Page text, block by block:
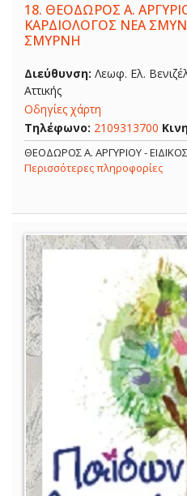
18. ΘΕΟΔΩΡΟΣ Α.
ΚΑΡΔΙΟΛΟΓΟΣ ΝΕΑ
ΣΜΥΡΝΗ
Διεύθυνση: Λεωφ. Ελ.
Αττικής
Οδηγίες χάρτη
Τηλέφωνο: 2109313700
ΘΕΟΔΩΡΟΣ Α. ΑΡΓΥΡΙΟΥ -
Περισσότερες πληροφορίες